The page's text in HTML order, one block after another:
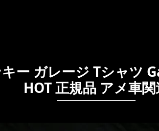
ー ガレージ Tシャツ
HOT 正規品 アメ車